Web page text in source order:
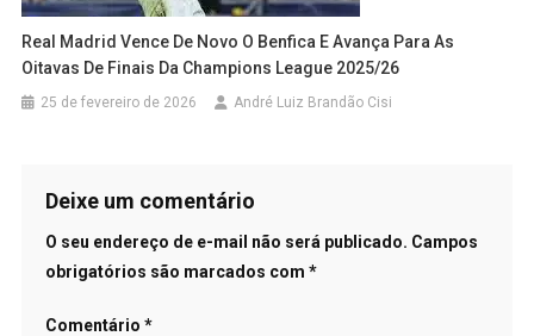
Real Madrid Vence De Novo O Benfica E Avança Para As
Oitavas De Finais Da Champions League 2025/26
25 de fevereiro de 2026 André Luiz Brandão Cisi
Deixe um comentário
O seu endereço de e-mail não será publicado. Campos
obrigatórios são marcados com *
Comentário *